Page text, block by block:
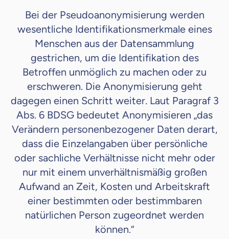
Bei der Pseudoanonymisierung werden
wesentliche Identifikationsmerkmale eines
Menschen aus der Datensammlung
gestrichen, um die Identifikation des
Betroffen unmöglich zu machen oder zu
erschweren. Die Anonymisierung geht
dagegen einen Schritt weiter. Laut Paragraf 3
Abs. 6 BDSG bedeutet Anonymisieren „das
Verändern personenbezogener Daten derart,
dass die Einzelangaben über persönliche
oder sachliche Verhältnisse nicht mehr oder
nur mit einem unverhältnismäßig großen
Aufwand an Zeit, Kosten und Arbeitskraft
einer bestimmten oder bestimmbaren
natürlichen Person zugeordnet werden
können.“